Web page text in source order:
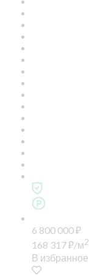
6 800 000₽
168 317₽/м2
В избранное